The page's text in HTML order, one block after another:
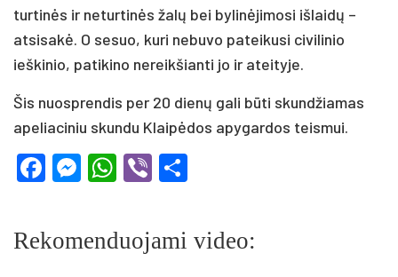
turtinės ir neturtinės žalų bei bylinėjimosi išlaidų –
atsisakė. O sesuo, kuri nebuvo pateikusi civilinio
ieškinio, patikino nereikšianti jo ir ateityje.
Šis nuosprendis per 20 dienų gali būti skundžiamas
apeliaciniu skundu Klaipėdos apygardos teismui.
Facebook
Messenger
WhatsApp
Viber
Rekomenduojami video: